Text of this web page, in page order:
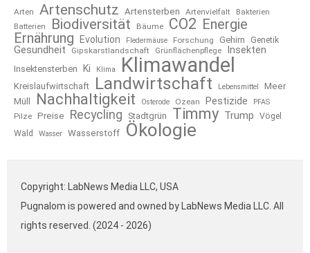
Arten Artenschutz Artensterben Artenvielfalt
Bakterien
Batterien
Biodiversität Bäume CO2 Energie
Ernährung
Evolution Fledermäuse Forschung Gehirn Genetik
Gesundheit Gipskarstlandschaft Grünflächenpflege Insekten
Insektensterben Ki Klima Klimawandel
Kreislaufwirtschaft Landwirtschaft Lebensmittel
Meer
Müll
Nachhaltigkeit Osterode Ozean Pestizide PFAS
Pilze Preise Recycling Stadtgrün Timmy Trump
Vögel
Wald
Wasser Wasserstoff Ökologie
Copyright: LabNews Media LLC, USA
Pugnalom is powered and owned by LabNews Media LLC. All
rights reserved. (2024 - 2026)